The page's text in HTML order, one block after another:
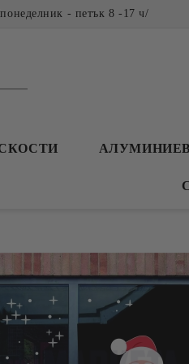
- петък 8 -17 ч/